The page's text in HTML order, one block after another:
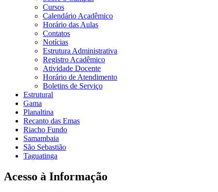
Cursos
Calendário Acadêmico
Horário das Aulas
Contatos
Notícias
Estrutura Administrativa
Registro Acadêmico
Atividade Docente
Horário de Atendimento
Boletins de Serviço
Estrutural
Gama
Planaltina
Recanto das Emas
Riacho Fundo
Samambaia
São Sebastião
Taguatinga
Acesso à Informação